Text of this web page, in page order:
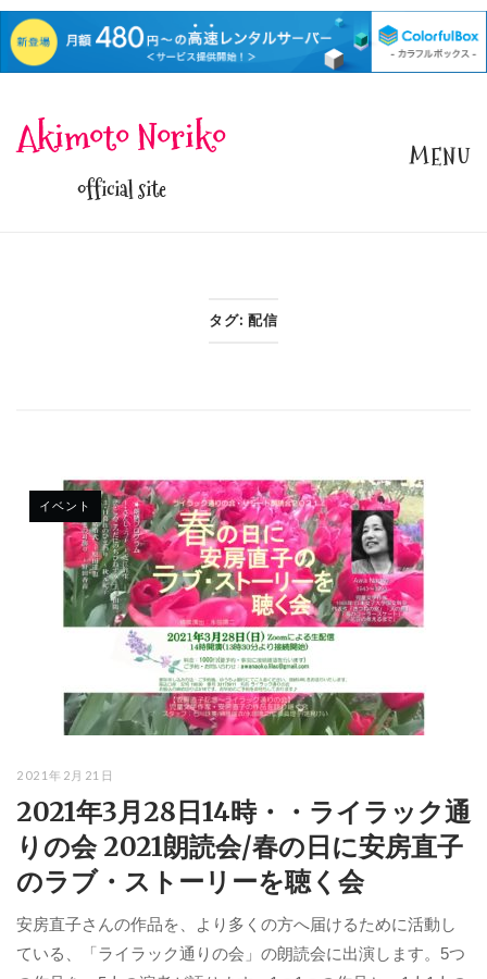
content
Akimoto Noriko
official site
MENU
タグ: 配信
イベント
2021年2月21日
2021年3月28日14時・・ライラック通
りの会 2021朗読会/春の日に安房直子
のラブ・ストーリーを聴く会
安房直子さんの作品を、より多くの方へ届けるために活動し
ている、「ライラック通りの会」の朗読会に出演します。5つ